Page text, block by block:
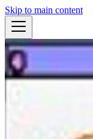
Skip to main content